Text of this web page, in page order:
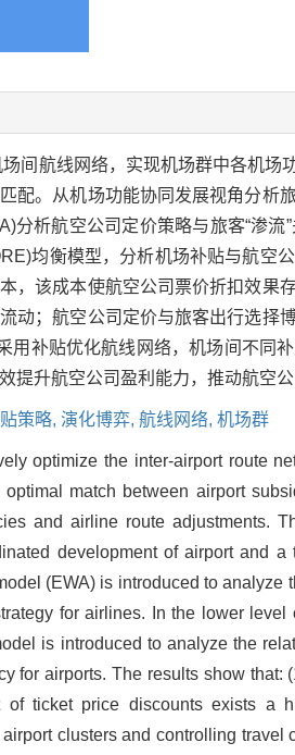
间航线网络，实现机场群中各机场
配。从机场功能协同发展视角分析
分析航空公司定价策略与旅客“渗
均衡模型，分析机场补贴与航空
，该成本使航空公司票价折扣效果
动；航空公司定价与旅客出行选择
用补贴优化航线网络，机场间不同
提升航空公司盈利能力，推动航空
策略, 演化博弈, 航线网络, 机场群
optimize the inter-airport route
match between airport
and airline route adjustments.
development of airport and
(EWA) is introduced to
for airlines. In the lower
is introduced to analyze the
for airports. The results show
of ticket price discounts exists a
clusters and controlling